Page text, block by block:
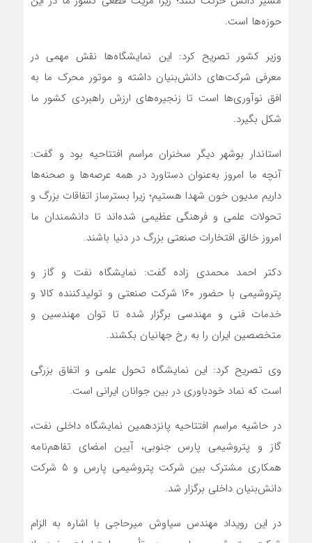
حوزه‌ها است.
وزیر کشور تصریح کرد: این نمایشگاه‌ها نقش مهمی در
معرفی شرکت‌های دانش‌بنیان داشته و موتور محرک ما به
افق نوآوری‌ها است تا زنجیره‌های ارزش راهبردی کشور ما
شکل بگیرد.
استاندار بوشهر دیگر سخنران مراسم افتتاحیه بود و گفت:
آنچه ما امروز به‌عنوان دستاورد در همه عرصه‌ها و صحنه‌ها
داریم مدیون خون شهدا هستیم؛ زیرا بسترساز اتفاقات بزرگ و
تحولات علمی و فرهنگی عظیمی شده‌اند تا دانشمندان ما
امروز خالق افتخارات صنعتی بزرگ در دنیا باشند.
دکتر احمد محمدی زاده گفت: نمایشگاه نفت و گاز و
پتروشیمی با حضور ۱۶۰ شرکت صنعتی و تولیدکننده کالا و
خدمات فنی و مهندسی برگزار شده تا توان مهندسین و
متخصصین ایران را به رخ جهانیان بکشند.
وی تصریح کرد: این نمایشگاه تحول علمی و اتفاق بزرگی
است که نماد خودباوری در بین جوانان ایرانی است.
در حاشیه مراسم افتتاحیه پانزدهمین نمایشگاه داخلی نفت،
گاز و پتروشیمی پارس جنوبی، آیین امضای تفاهم‌نامه
همکاری مشترک بین شرکت پتروشیمی پارس و ۵ شرکت
دانش‌بنیان داخلی برگزار شد.
در این رویداد مهندس سیاوش میرحاجی با اشاره به الزام